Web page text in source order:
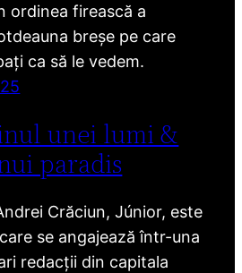
ordinea firească a
breșe pe care
ca să le vedem.
unei lumi &
paradis
Crăciun, Júnior, este
se angajează într-una
redacții din capitala